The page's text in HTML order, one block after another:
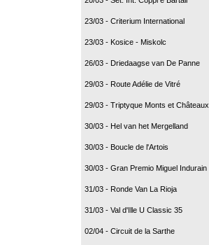
23/03 - Criterium International
23/03 - Kosice - Miskolc
26/03 - Driedaagse van De Panne
29/03 - Route Adélie de Vitré
29/03 - Triptyque Monts et Châteaux
30/03 - Hel van het Mergelland
30/03 - Boucle de l'Artois
30/03 - Gran Premio Miguel Indurain
31/03 - Ronde Van La Rioja
31/03 - Val d'Ille U Classic 35
02/04 - Circuit de la Sarthe